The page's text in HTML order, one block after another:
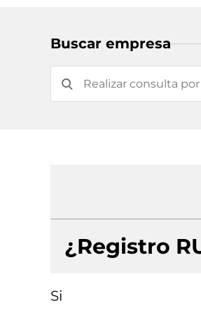
Buscar empresa
¿Registro
Si